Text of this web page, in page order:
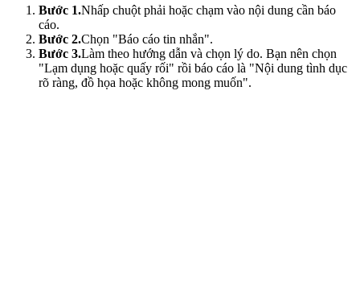
Bước 1.Nhấp chuột phải hoặc chạm vào nội dung cần báo
cáo.
Bước 2.Chọn "Báo cáo tin nhắn".
Bước 3.Làm theo hướng dẫn và chọn lý do. Bạn nên chọn
"Lạm dụng hoặc quấy rối" rồi báo cáo là "Nội dung tình dục
rõ ràng, đồ họa hoặc không mong muốn".